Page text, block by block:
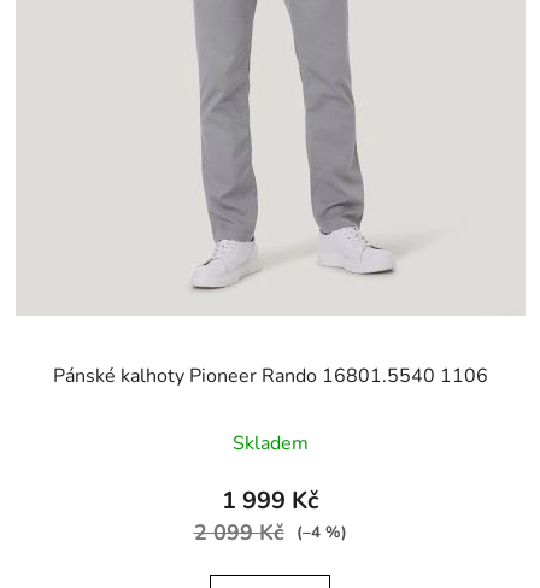
Pánské kalhoty Pioneer Rando 16801.5540 1106
Skladem
1 999 Kč
2 099 Kč (–4 %)